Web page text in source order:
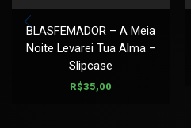
BLASFEMADOR – A Meia
Noite Levarei Tua Alma –
Slipcase
R$35,00